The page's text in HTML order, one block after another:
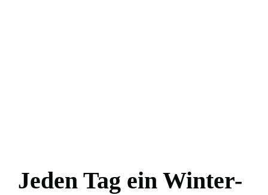
Jeden Tag ein Winter-